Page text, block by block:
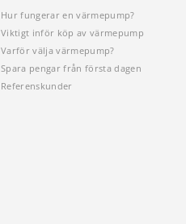
Hur fungerar en värmepump?
Viktigt inför köp av värmepump
Varför välja värmepump?
Spara pengar från första dagen
Referenskunder